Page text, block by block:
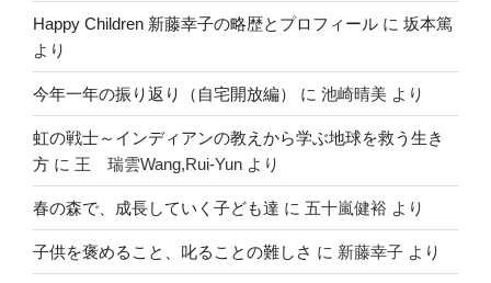
Happy Children 新藤幸子の略歴とプロフィール に 坂本篤
より
今年一年の振り返り（自宅開放編） に 池崎晴美 より
虹の戦士～インディアンの教えから学ぶ地球を救う生き
方 に 王 瑞雲Wang,Rui-Yun より
春の森で、成長していく子ども達 に 五十嵐健裕 より
子供を褒めること、叱ることの難しさ に 新藤幸子 より